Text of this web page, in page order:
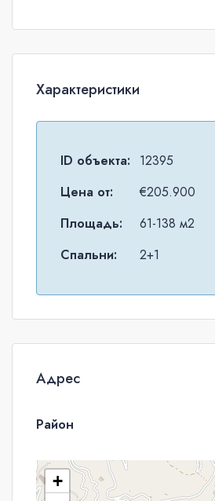
Характеристики
ID объекта:
12395
Цена от:
€205.900
Площадь:
61-138 м2
Спальни:
2+1
Адрес
Район
+